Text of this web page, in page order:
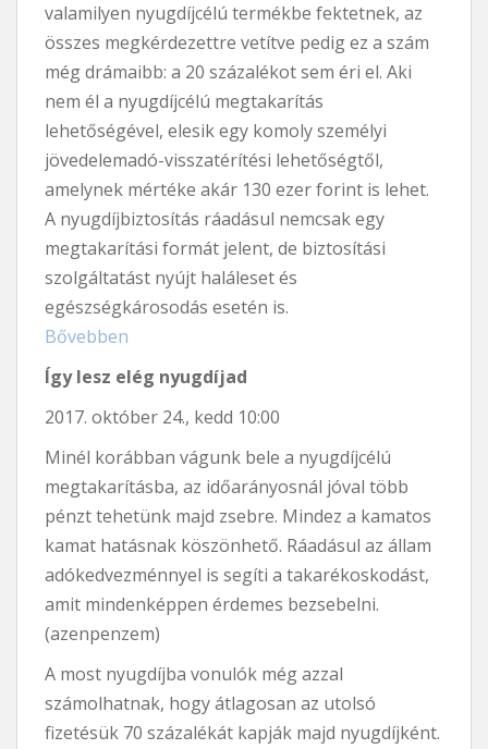
valamilyen nyugdíjcélú termékbe fektetnek, az
összes megkérdezettre vetítve pedig ez a szám
még drámaibb: a 20 százalékot sem éri el. Aki
nem él a nyugdíjcélú megtakarítás
lehetőségével, elesik egy komoly személyi
jövedelemadó-visszatérítési lehetőségtől,
amelynek mértéke akár 130 ezer forint is lehet.
A nyugdíjbiztosítás ráadásul nemcsak egy
megtakarítási formát jelent, de biztosítási
szolgáltatást nyújt haláleset és
egészségkárosodás esetén is.
Bővebben
Így lesz elég nyugdíjad
2017. október 24., kedd 10:00
Minél korábban vágunk bele a nyugdíjcélú
megtakarításba, az időarányosnál jóval több
pénzt tehetünk majd zsebre. Mindez a kamatos
kamat hatásnak köszönhető. Ráadásul az állam
adókedvezménnyel is segíti a takarékoskodást,
amit mindenképpen érdemes bezsebelni.
(azenpenzem)
A most nyugdíjba vonulók még azzal
számolhatnak, hogy átlagosan az utolsó
fizetésük 70 százalékát kapják majd nyugdíjként.